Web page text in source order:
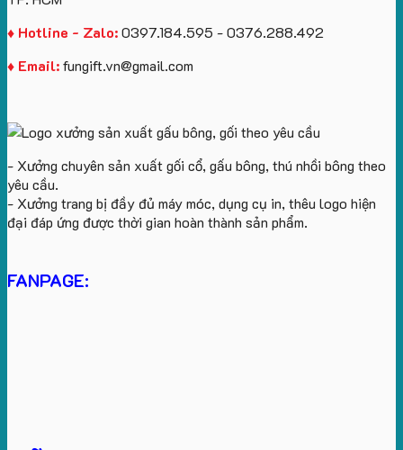
♦ Hotline - Zalo:0397.184.595 - 0376.288.492
♦ Email:fungift.vn@gmail.com
- Xưởng chuyên sản xuất gối cổ, gấu bông, thú nhồi bông theo
yêu cầu.
- Xưởng trang bị đầy đủ máy móc, dụng cụ in, thêu logo hiện
đại đáp ứng được thời gian hoàn thành sản phẩm.
FANPAGE: